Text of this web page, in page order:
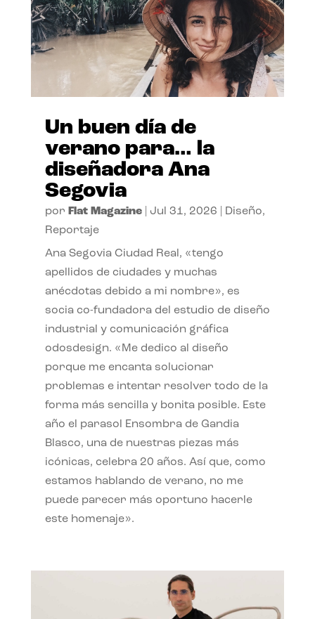
Un buen día de
verano para… la
diseñadora Ana
Segovia
por Flat Magazine| Jul 31, 2026 Diseño,
Reportaje
Ana Segovia Ciudad Real, «tengo
apellidos de ciudades y muchas
anécdotas debido a mi nombre», es
socia co-fundadora del estudio de diseño
industrial y comunicación gráfica
odosdesign. «Me dedico al diseño
porque me encanta solucionar
problemas e intentar resolver todo de la
forma más sencilla y bonita posible. Este
año el parasol Ensombra de Gandia
Blasco, una de nuestras piezas más
icónicas, celebra 20 años. Así que, como
estamos hablando de verano, no me
puede parecer más oportuno hacerle
este homenaje».